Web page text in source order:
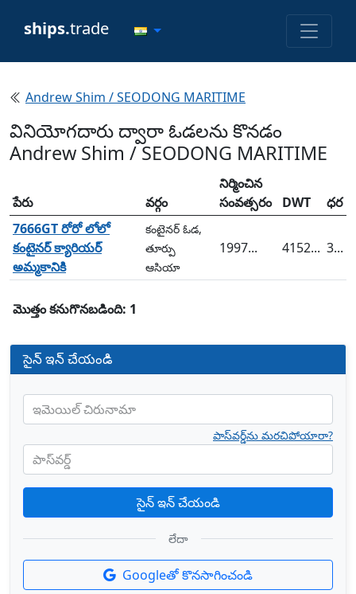
ships.trade
Andrew Shim / SEODONG MARITIME
వినియోగదారు ద్వారా ఓడలను కొనడం
Andrew Shim / SEODONG MARITIME
పేరు వర్గం
నిర్మించిన
సంవత్సరం
DWT
ధర
7666GT రోరో లోలో
కంటైనర్ క్యారియర్
అమ్మకానికి
కంటైనర్ ఓడ,
తూర్పు
ఆసియా
1997... 4152... 3...
మొత్తం కనుగొనబడింది: 1
సైన్ ఇన్ చేయండి
ఇమెయిల్ చిరునామా
పాస్‌వర్డ్
పాస్‌వర్డ్‌ను మరచిపోయారా?
సైన్ ఇన్ చేయండి
లేదా
Googleతో కొనసాగించండి